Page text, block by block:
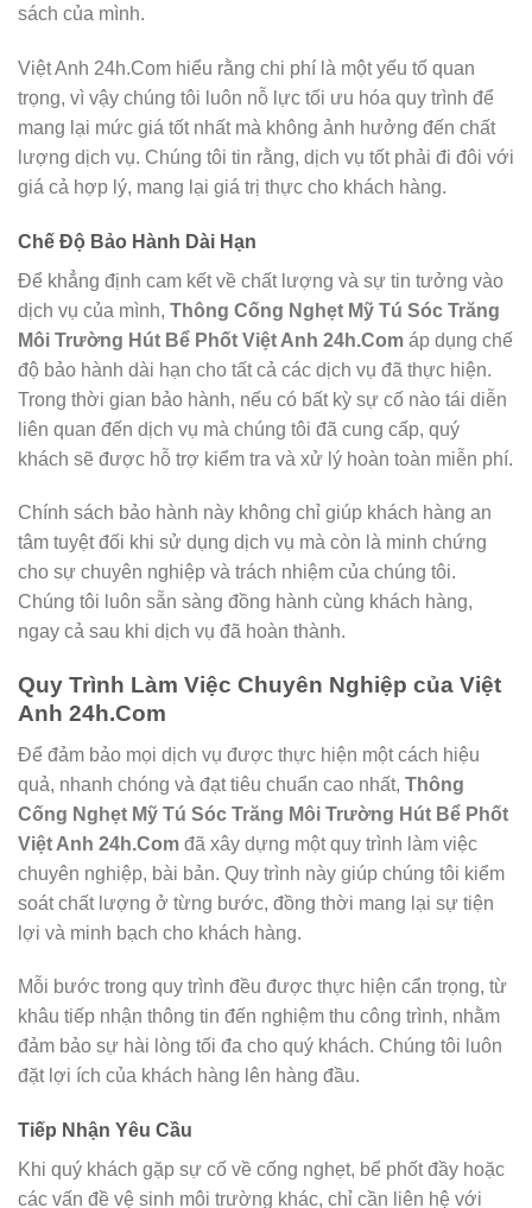
sách của mình.
Việt Anh 24h.Com hiểu rằng chi phí là một yếu tố quan
trọng, vì vậy chúng tôi luôn nỗ lực tối ưu hóa quy trình để
mang lại mức giá tốt nhất mà không ảnh hưởng đến chất
lượng dịch vụ. Chúng tôi tin rằng, dịch vụ tốt phải đi đôi với
giá cả hợp lý, mang lại giá trị thực cho khách hàng.
Chế Độ Bảo Hành Dài Hạn
Để khẳng định cam kết về chất lượng và sự tin tưởng vào
dịch vụ của mình, Thông Cống Nghẹt Mỹ Tú Sóc Trăng
Môi Trường Hút Bể Phốt Việt Anh 24h.Com áp dụng chế
độ bảo hành dài hạn cho tất cả các dịch vụ đã thực hiện.
Trong thời gian bảo hành, nếu có bất kỳ sự cố nào tái diễn
liên quan đến dịch vụ mà chúng tôi đã cung cấp, quý
khách sẽ được hỗ trợ kiểm tra và xử lý hoàn toàn miễn phí.
Chính sách bảo hành này không chỉ giúp khách hàng an
tâm tuyệt đối khi sử dụng dịch vụ mà còn là minh chứng
cho sự chuyên nghiệp và trách nhiệm của chúng tôi.
Chúng tôi luôn sẵn sàng đồng hành cùng khách hàng,
ngay cả sau khi dịch vụ đã hoàn thành.
Quy Trình Làm Việc Chuyên Nghiệp của Việt
Anh 24h.Com
Để đảm bảo mọi dịch vụ được thực hiện một cách hiệu
quả, nhanh chóng và đạt tiêu chuẩn cao nhất, Thông
Cống Nghẹt Mỹ Tú Sóc Trăng Môi Trường Hút Bể Phốt
Việt Anh 24h.Com đã xây dựng một quy trình làm việc
chuyên nghiệp, bài bản. Quy trình này giúp chúng tôi kiểm
soát chất lượng ở từng bước, đồng thời mang lại sự tiện
lợi và minh bạch cho khách hàng.
Mỗi bước trong quy trình đều được thực hiện cẩn trọng, từ
khâu tiếp nhận thông tin đến nghiệm thu công trình, nhằm
đảm bảo sự hài lòng tối đa cho quý khách. Chúng tôi luôn
đặt lợi ích của khách hàng lên hàng đầu.
Tiếp Nhận Yêu Cầu
Khi quý khách gặp sự cố về cống nghẹt, bể phốt đầy hoặc
các vấn đề vệ sinh môi trường khác, chỉ cần liên hệ với